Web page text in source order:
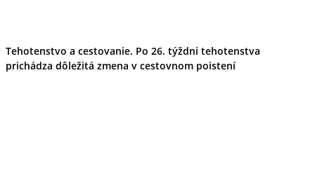
Tehotenstvo a cestovanie. Po 26. týždni tehotenstva
prichádza dôležitá zmena v cestovnom poistení